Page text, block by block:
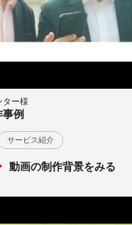
ター様
例
サービス紹介
動画の制作背景をみる
・イノベーションズ様
広告・オリジナルソン
WEB広告 テレビCM